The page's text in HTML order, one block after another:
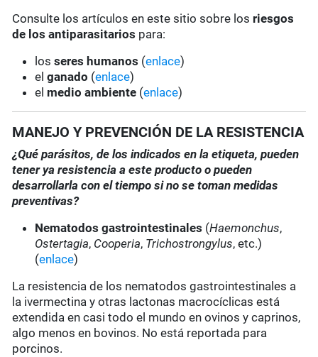
Consulte los artículos en este sitio sobre los riesgos
de los antiparasitarios para:
losseres humanos (enlace)
elganado (enlace)
el medio ambiente (enlace)
MANEJO Y PREVENCIÓN DE LA RESISTENCIA
¿Qué parásitos, de los indicados en la etiqueta, pueden
tener ya resistencia a este producto o pueden
desarrollarla con el tiempo si no se toman medidas
preventivas?
Nematodos gastrointestinales (Haemonchus,
Ostertagia, Cooperia, Trichostrongylus, etc.)
(enlace)
La resistencia de los nematodos gastrointestinales a
la ivermectina y otras lactonas macrocíclicas está
extendida en casi todo el mundo en ovinos y caprinos,
algo menos en bovinos. No está reportada para
porcinos.